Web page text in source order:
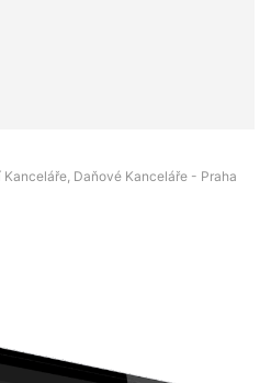
Daňové Kanceláře - Praha